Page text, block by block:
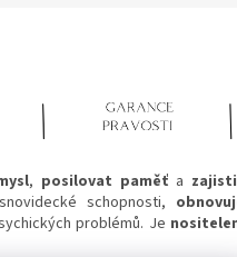
, posilovat paměť a
schopnosti,
problémů. Je